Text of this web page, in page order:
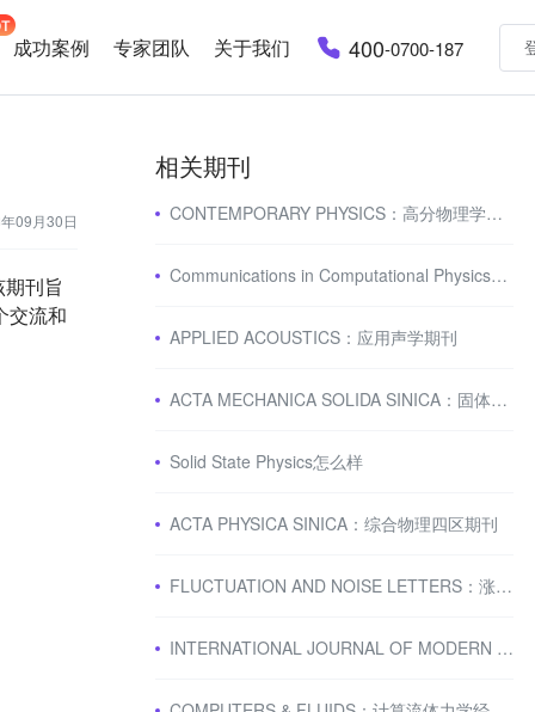
成功案例 专家团队 关于我们 400-0700-187
09月30日
期刊旨
交流和
相关期刊
CONTEMPORARY PHYSICS：高分物理学期刊
Communications in Computational Physics投稿指南
APPLIED ACOUSTICS：应用声学期刊
ACTA MECHANICA SOLIDA SINICA：固体力学期刊
Solid State Physics怎么样
ACTA PHYSICA SINICA：综合物理四区期刊
FLUCTUATION AND NOISE LETTERS：涨落和噪声现象研究期刊
INTERNATIONAL JOURNAL OF MODERN PHYSICS B：物理学四区期刊